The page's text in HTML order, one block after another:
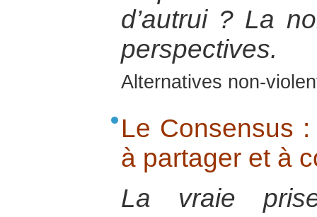
d’autrui ? La
perspectives.
Alternatives non-
Le Consensus
à partager et à
La vraie